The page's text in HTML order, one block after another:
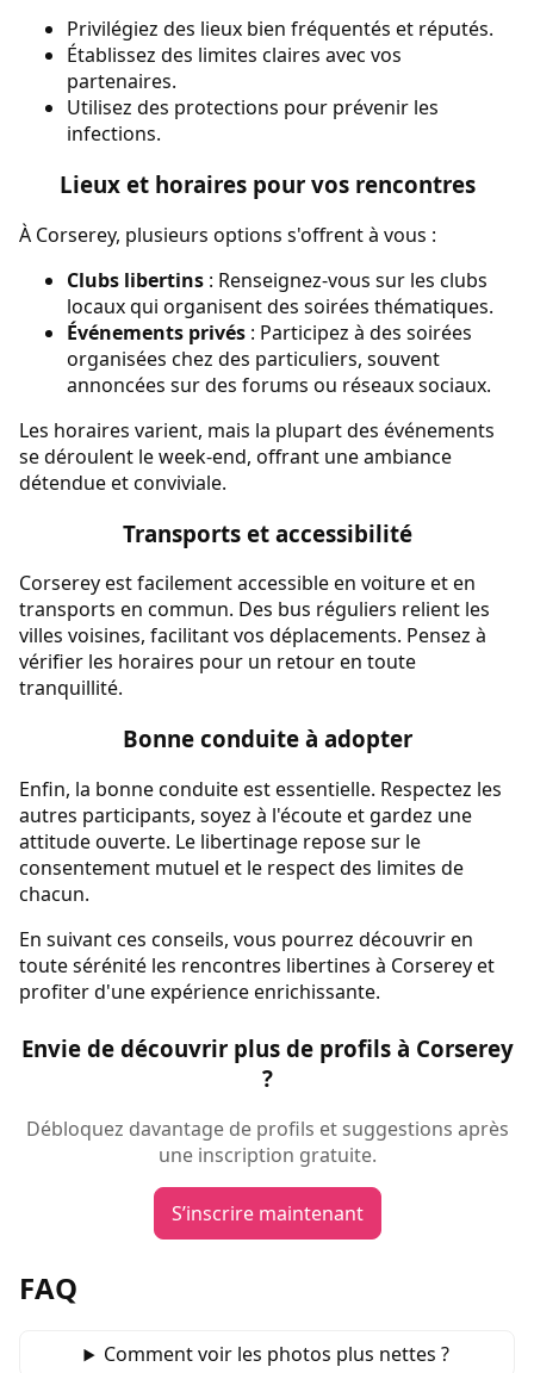
Privilégiez des lieux bien fréquentés et réputés.
Établissez des limites claires avec vos
partenaires.
Utilisez des protections pour prévenir les
infections.
Lieux et horaires pour vos rencontres
À Corserey, plusieurs options s'offrent à vous :
Clubs libertins : Renseignez-vous sur les clubs
locaux qui organisent des soirées thématiques.
Événements privés : Participez à des soirées
organisées chez des particuliers, souvent
annoncées sur des forums ou réseaux sociaux.
Les horaires varient, mais la plupart des événements
se déroulent le week-end, offrant une ambiance
détendue et conviviale.
Transports et accessibilité
Corserey est facilement accessible en voiture et en
transports en commun. Des bus réguliers relient les
villes voisines, facilitant vos déplacements. Pensez à
vérifier les horaires pour un retour en toute
tranquillité.
Bonne conduite à adopter
Enfin, la bonne conduite est essentielle. Respectez les
autres participants, soyez à l'écoute et gardez une
attitude ouverte. Le libertinage repose sur le
consentement mutuel et le respect des limites de
chacun.
En suivant ces conseils, vous pourrez découvrir en
toute sérénité les rencontres libertines à Corserey et
profiter d'une expérience enrichissante.
Envie de découvrir plus de profils à Corserey
?
Débloquez davantage de profils et suggestions après
une inscription gratuite.
S’inscrire maintenant
FAQ
Comment voir les photos plus nettes ?